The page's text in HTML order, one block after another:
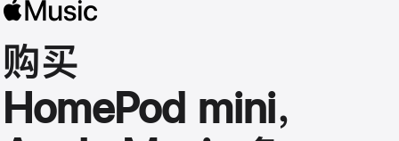
购买
HomePod mini，